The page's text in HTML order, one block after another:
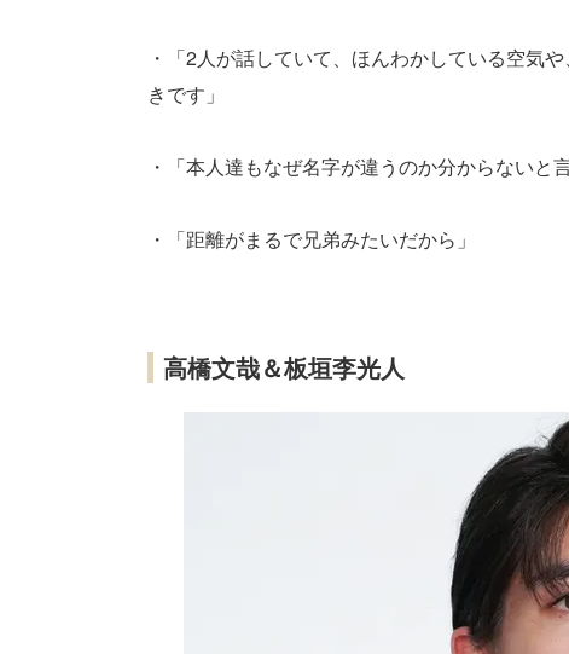
・「2人が話していて、ほんわかしている空気
きです」
・「本人達もなぜ名字が違うのか分からないと
・「距離がまるで兄弟みたいだから」
高橋文哉＆板垣李光人